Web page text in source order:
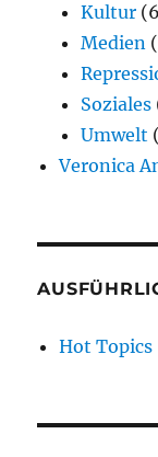
Kultur
Medien
Soziales
Umwelt
Veronica
Hot Topics